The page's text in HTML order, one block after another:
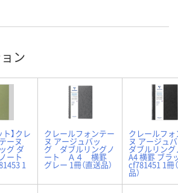
ン
ト】クレ
ーヌ
グ ダ
ート
1
クレールフォンテー
ヌ アージュバッ
グ ダブルリングノ
ート Ａ４ 横罫
グレー 1冊（直送品）
クレールフ
ヌ アージュ
ダブルリン
A4 横罫 ブラ
cf781451 1冊
品）